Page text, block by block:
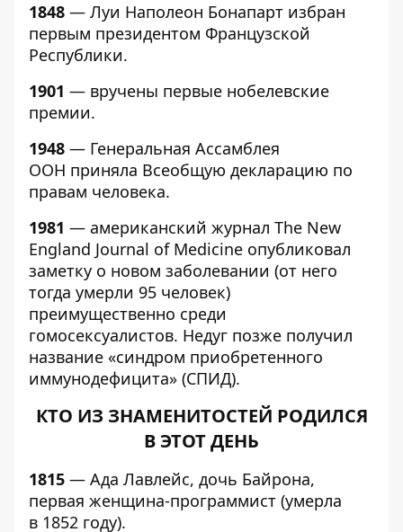
1848 — Луи Наполеон Бонапарт избран
первым президентом Французской
Республики.
1901 — вручены первые нобелевские
премии.
1948 — Генеральная Ассамблея
ООН приняла Всеобщую декларацию по
правам человека.
1981 — американский журнал The New
England Journal of Medicine опубликовал
заметку о новом заболевании (от него
тогда умерли 95 человек)
преимущественно среди
гомосексуалистов. Недуг позже получил
название «синдром приобретенного
иммунодефицита» (СПИД).
КТО ИЗ ЗНАМЕНИТОСТЕЙ РОДИЛСЯ
В ЭТОТ ДЕНЬ
1815 — Ада Лавлейс, дочь Байрона,
первая женщина-программист (умерла
в 1852 году).